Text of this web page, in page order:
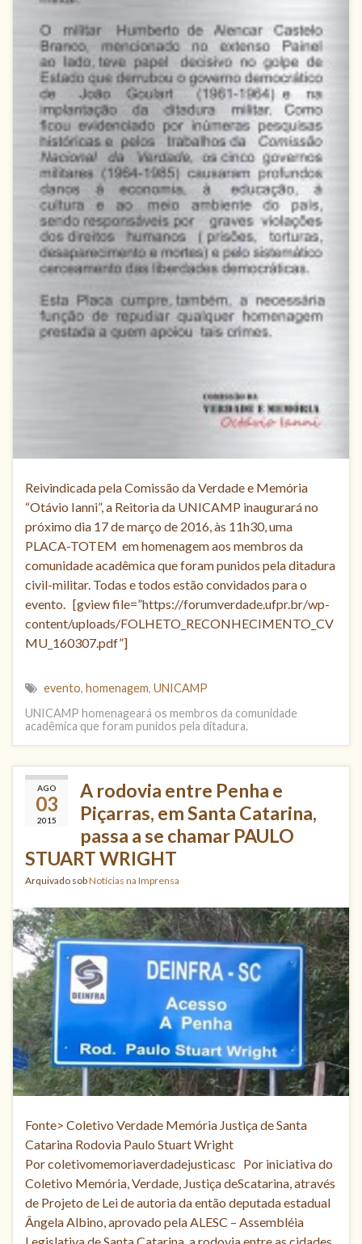
Reivindicada pela Comissão da Verdade e Memória
“Otávio Ianni”, a Reitoria da UNICAMP inaugurará no
próximo dia 17 de março de 2016, às 11h30, uma
PLACA-TOTEM em homenagem aos membros da
comunidade acadêmica que foram punidos pela ditadura
civil-militar. Todas e todos estão convidados para o
evento. [gview file=”https://forumverdade.ufpr.br/wp-
content/uploads/FOLHETO_RECONHECIMENTO_CV
MU_160307.pdf”]
evento, homenagem, UNICAMP
UNICAMP homenageará os membros da comunidade
acadêmica que foram punidos pela ditadura.
AGO
03
2015
A rodovia entre Penha e
Piçarras, em Santa Catarina,
passa a se chamar PAULO
STUART WRIGHT
Arquivado sobNotícias na Imprensa
Fonte> Coletivo Verdade Memória Justiça de Santa
Catarina Rodovia Paulo Stuart Wright
Por coletivomemoriaverdadejusticasc Por iniciativa do
Coletivo Memória, Verdade, Justiça deScatarina, através
de Projeto de Lei de autoria da então deputada estadual
Ângela Albino, aprovado pela ALESC – Assembléia